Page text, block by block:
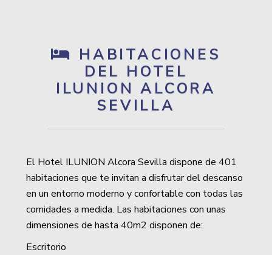
HABITACIONES
DEL HOTEL
ILUNION ALCORA
SEVILLA
El Hotel ILUNION Alcora Sevilla dispone de 401
habitaciones que te invitan a disfrutar del descanso
en un entorno moderno y confortable con todas las
comidades a medida. Las habitaciones con unas
dimensiones de hasta 40m2 disponen de:
Escritorio